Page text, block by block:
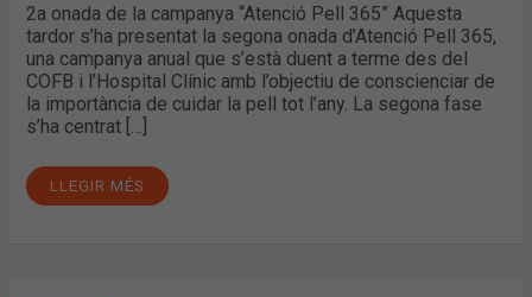
2a onada de la campanya “Atenció Pell 365” Aquesta
tardor s’ha presentat la segona onada d’Atenció Pell 365,
una campanya anual que s’està duent a terme des del
COFB i l’Hospital Clínic amb l’objectiu de conscienciar de
la importància de cuidar la pell tot l’any. La segona fase
s’ha centrat […]
LLEGIR MÉS